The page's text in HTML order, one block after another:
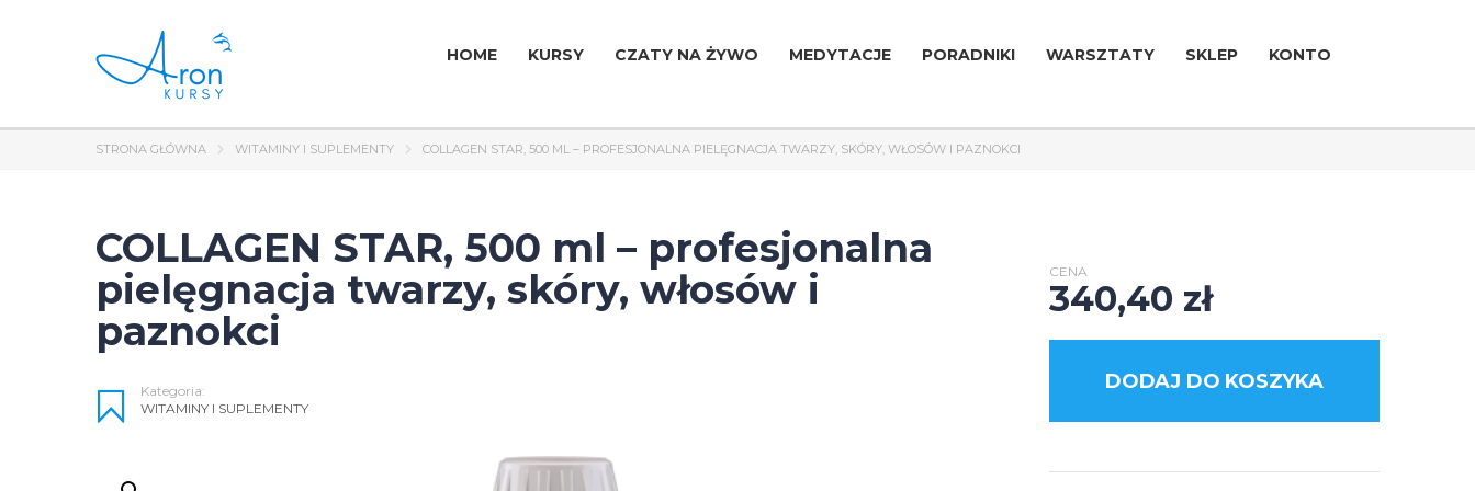
HOME KURSY CZATY NA ŻYWO MEDYTACJE PORADNIKI WARSZTATY SKLEP KONTO
STRONA GŁÓWNA WITAMINY I SUPLEMENTY COLLAGEN STAR, 500 ML – PROFESJONALNA PIELĘGNACJA TWARZY, SKÓRY, WŁOSÓW I PAZNOKCI
COLLAGEN STAR, 500 ml – profesjonalna
pielęgnacja twarzy, skóry, włosów i
paznokci
Kategoria:
WITAMINY I SUPLEMENTY
CENA
340,40 zł
DODAJ DO KOSZYKA